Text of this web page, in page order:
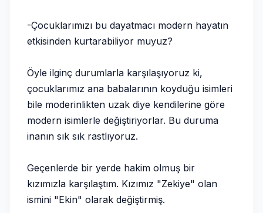
-Çocuklarımızı bu dayatmacı modern hayatın
etkisinden kurtarabiliyor muyuz?
Öyle ilginç durumlarla karşılaşıyoruz ki,
çocuklarımız ana babalarının koyduğu isimleri
bile moderinlikten uzak diye kendilerine göre
modern isimlerle değiştiriyorlar. Bu duruma
inanın sık sık rastlıyoruz.
Geçenlerde bir yerde hakim olmuş bir
kızımızla karşılaştım. Kızımız "Zekiye" olan
ismini "Ekin" olarak değiştirmiş.